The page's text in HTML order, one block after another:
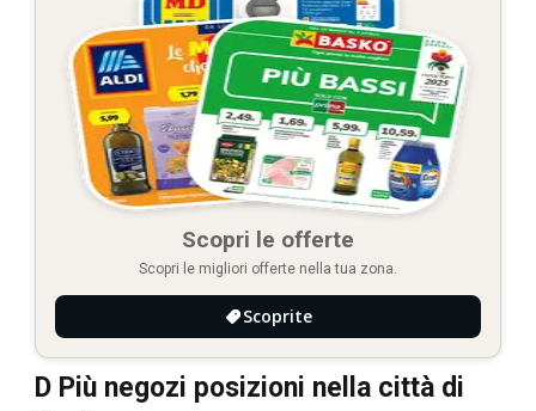
Scopri le offerte
Scopri le migliori offerte nella tua zona.
Scoprite
D Più negozi posizioni nella città di